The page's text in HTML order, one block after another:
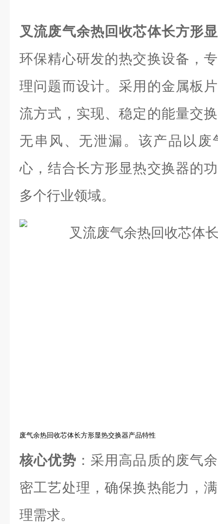
叉流废气余热回收芯体长方形
环保精心研发的热交换设备，
理问题而设计。采用的金属板
流方式，实现、稳定的能量交
无串风、无泄漏。该产品以
心，结合长方形显热交换器的
多个行业领域。
废气余热回收芯体长方形显热交换器产品特性
核心优势 ：采用高品质的废气
密工艺处理，确保换热能力，
理需求。